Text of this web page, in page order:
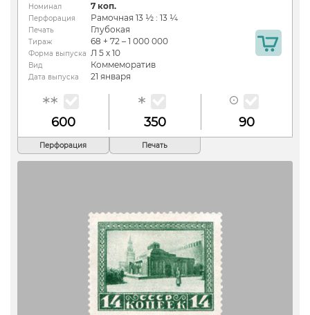
Номинал 7 коп.
Перфорация Рамочная 13 ½ : 13 ¼
Печать Глубокая
Тираж 68 + 72 – 1 000 000
Форма выпуска Л 5 х 10
Вид Коммеморатив
Дата выпуска 21 января
600 350 90
Перфорация Печать